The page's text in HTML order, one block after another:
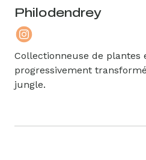
Philodendrey
Collectionneuse de plantes
progressivement
jungle.